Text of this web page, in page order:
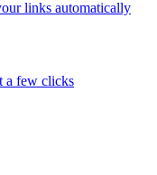
links automatically
a few clicks